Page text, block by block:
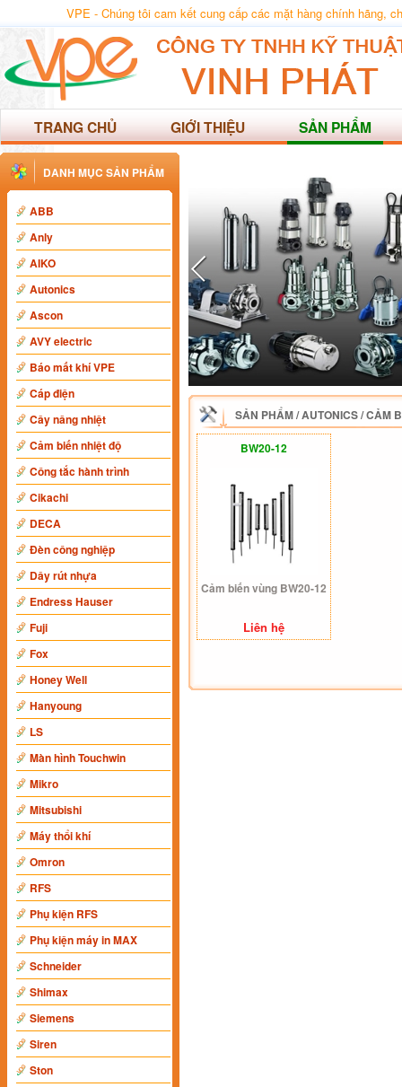
VPE - Chúng tôi cam kết cung cấp các mặt hàng chính hãng,
TRANG CHỦ GIỚI THIỆU SẢN PHẨM
DANH MỤC SẢN PHẨM
ABB
Anly
AIKO
Autonics
Ascon
AVY electric
Báo mất khí VPE
Cáp điện
Cây nâng nhiệt
Cảm biến nhiệt độ
Công tắc hành trình
Cikachi
DECA
Đèn công nghiệp
Dây rút nhựa
Endress Hauser
Fuji
Fox
Honey Well
Hanyoung
LS
Màn hình Touchwin
Mikro
Mitsubishi
Máy thổi khí
Omron
RFS
Phụ kiện RFS
Phụ kiện máy in MAX
Schneider
Shimax
Siemens
Siren
Ston
SẢN PHẨM/AUTONICS/CẢM
BW20-12
Cảm biến vùng BW20-12
Liên hệ